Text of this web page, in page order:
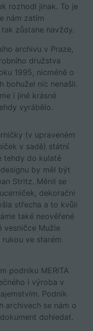
rozhodl jinak. To je
nám zatím
zůstane navždy.
archivu v Praze,
družstva
1995, nicméně o
bohužel nic nenašli.
i jiné krásné
vyrábělo.
(v upraveném
v sadě) státní
tehdy do kulaté
by měl být
Stritz. Měnil se
dekorační
střecha a to kvůli
také neověřené
vesničce Mužle
ve starém
podniku MERITA
i výroba v
Podnik
archivech se nám o
dohledat.